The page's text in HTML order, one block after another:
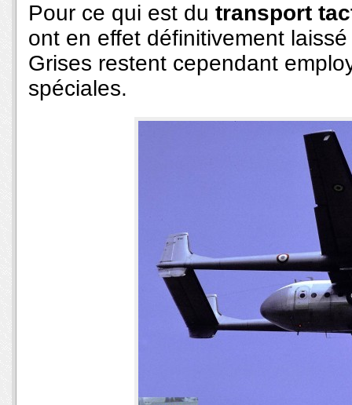
Pour ce qui est du transport
ont en effet définitivement
Grises restent cependant
spéciales.